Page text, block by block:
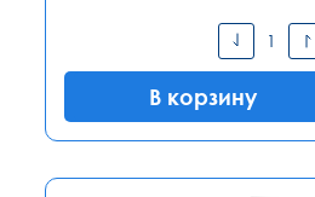
В корзину